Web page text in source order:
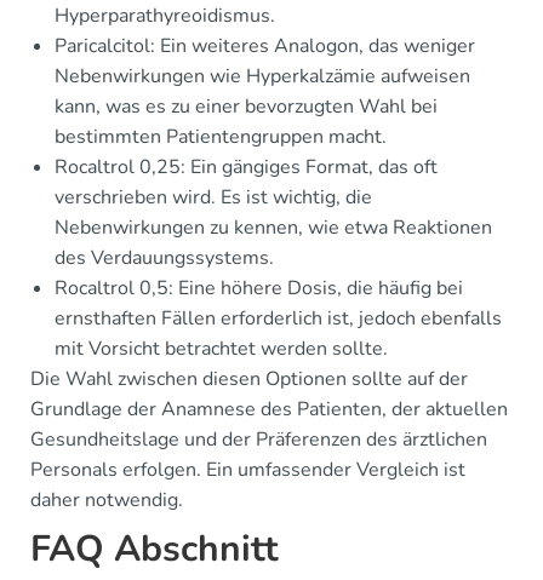
Hyperparathyreoidismus.
Paricalcitol: Ein weiteres Analogon, das weniger
Nebenwirkungen wie Hyperkalzämie aufweisen
kann, was es zu einer bevorzugten Wahl bei
bestimmten Patientengruppen macht.
Rocaltrol 0,25: Ein gängiges Format, das oft
verschrieben wird. Es ist wichtig, die
Nebenwirkungen zu kennen, wie etwa Reaktionen
des Verdauungssystems.
Rocaltrol 0,5: Eine höhere Dosis, die häufig bei
ernsthaften Fällen erforderlich ist, jedoch ebenfalls
mit Vorsicht betrachtet werden sollte.
Die Wahl zwischen diesen Optionen sollte auf der
Grundlage der Anamnese des Patienten, der aktuellen
Gesundheitslage und der Präferenzen des ärztlichen
Personals erfolgen. Ein umfassender Vergleich ist
daher notwendig.
FAQ Abschnitt